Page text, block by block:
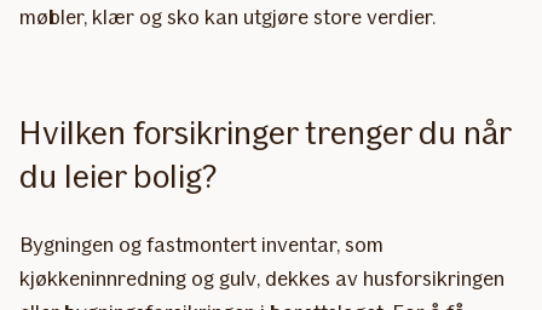
møbler, klær og sko kan utgjøre store verdier.
Hvilken forsikringer trenger du når
du leier bolig?
Bygningen og fastmontert inventar, som
kjøkkeninnredning og gulv, dekkes av husforsikringen